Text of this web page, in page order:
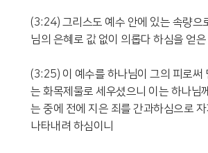
(3:24) 그리스도 예수 안에 있는 속량으
님의 은혜로 값 없이 의롭다 하심을 얻
(3:25) 이 예수를 하나님이 그의 피로써
는 화목제물로 세우셨으니 이는 하나님
는 중에 전에 지은 죄를 간과하심으로
나타내려 하심이니